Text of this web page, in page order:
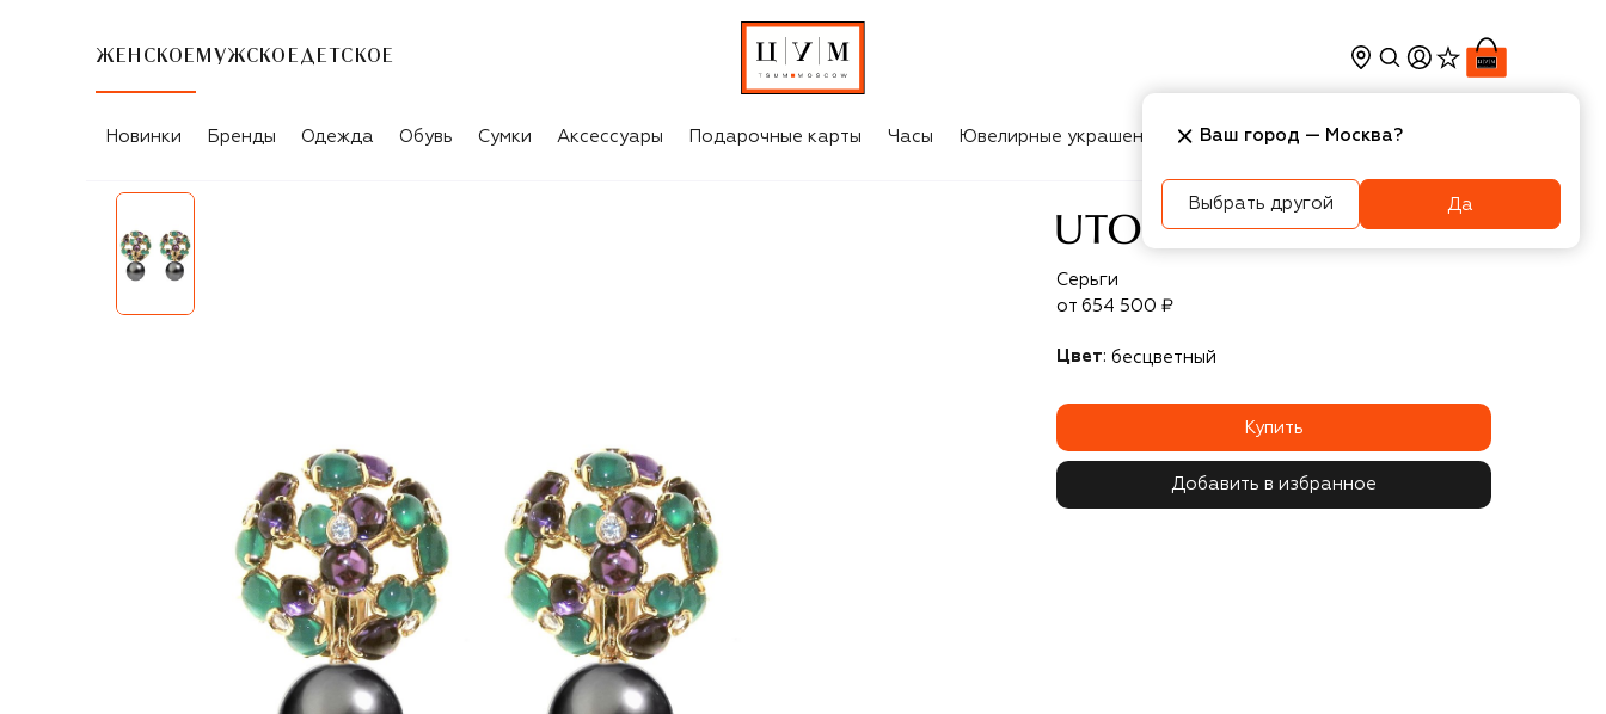
ЖЕНСКОЕ МУЖСКОЕ ДЕТСКОЕ
Новинки Бренды Одежда Обувь Сумки Аксессуары Подарочные карты Часы Ювелирные украшения Косметика Интерьер
Utopia
Серьги
от 654 500 ₽
Цвет: бесцветный
Купить
Добавить в избранное
Ваш город — Москва?
Выбрать другой Да